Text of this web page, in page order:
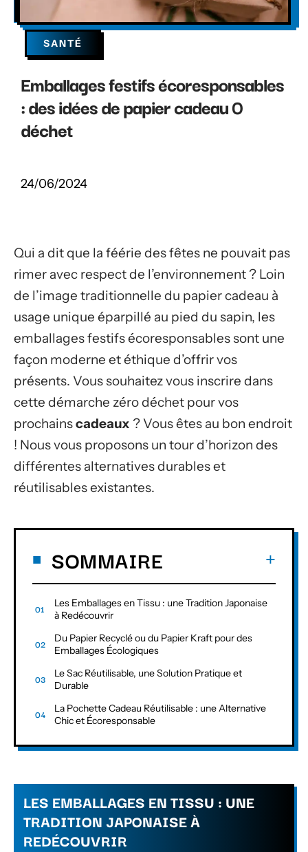
SANTÉ
Emballages festifs écoresponsables
: des idées de papier cadeau 0
déchet
24/06/2024
Qui a dit que la féérie des fêtes ne pouvait pas
rimer avec respect de l’environnement ? Loin
de l’image traditionnelle du papier cadeau à
usage unique éparpillé au pied du sapin, les
emballages festifs écoresponsables sont une
façon moderne et éthique d’offrir vos
présents. Vous souhaitez vous inscrire dans
cette démarche zéro déchet pour vos
prochainscadeaux ? Vous êtes au bon endroit
! Nous vous proposons un tour d’horizon des
différentes alternatives durables et
réutilisables existantes.
SOMMAIRE
Les Emballages en Tissu : une Tradition Japonaise
à Redécouvrir
Du Papier Recyclé ou du Papier Kraft pour des
Emballages Écologiques
Le Sac Réutilisable, une Solution Pratique et
Durable
La Pochette Cadeau Réutilisable : une Alternative
Chic et Écoresponsable
LES EMBALLAGES EN TISSU : UNE
TRADITION JAPONAISE À
REDÉCOUVRIR